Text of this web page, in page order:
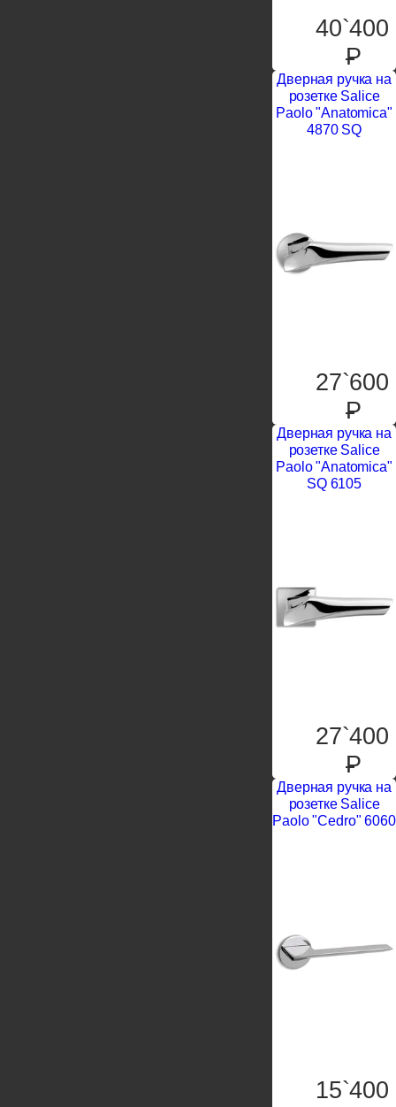
40`400
P
Дверная ручка на
розетке Salice
Paolo "Anatomica"
4870 SQ
27`600
P
Дверная ручка на
розетке Salice
Paolo "Anatomica"
SQ 6105
27`400
P
Дверная ручка на
розетке Salice
Paolo "Cedro" 6060
15`400